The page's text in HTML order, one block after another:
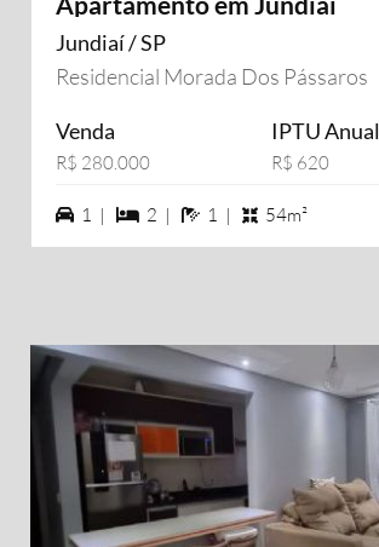
Jundiaí / SP
Residencial Morada Dos Pássaros
Venda
R$ 280.000
IPTU Anual
R$ 620
1 vagas na garagem
1 | 2 dormiórios
2 | 1 banheiros
1 | 54m²